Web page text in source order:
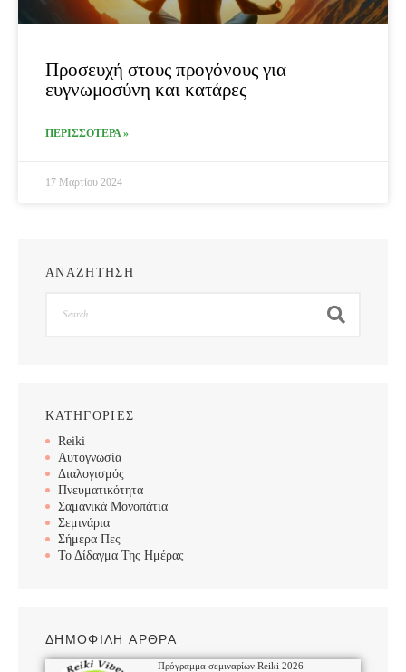
Προσευχή στους προγόνους για
ευγνωμοσύνη και κατάρες
ΠΕΡΙΣΣΟΤΕΡΑ »
17 Μαρτίου 2024
ΑΝΑΖΗΤΗΣΗ
ΚΑΤΗΓΟΡΙΕΣ
Reiki
Αυτογνωσία
Διαλογισμός
Πνευματικότητα
Σαμανικά Μονοπάτια
Σεμινάρια
Σήμερα Πες
Το Δίδαγμα Της Ημέρας
ΔΗΜΟΦΙΛΗ ΑΡΘΡΑ
Πρόγραμμα σεμιναρίων Reiki 2026